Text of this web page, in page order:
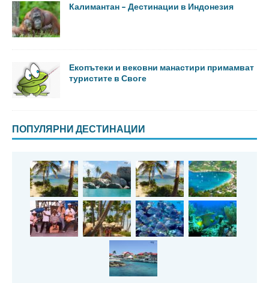
Калимантан – Дестинации в Индонезия
Екопътеки и вековни манастири примамват
туристите в Своге
ПОПУЛЯРНИ ДЕСТИНАЦИИ